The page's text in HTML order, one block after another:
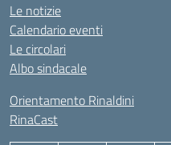
Le notizie
Calendario eventi
Le circolari
Albo sindacale
Orientamento Rinaldini
RinaCast